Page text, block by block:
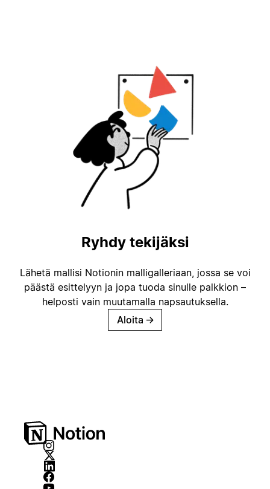
Ryhdy tekijäksi
Lähetä mallisi Notionin malligalleriaan, jossa se voi
päästä esittelyyn ja jopa tuoda sinulle palkkion –
helposti vain muutamalla napsautuksella.
Aloita →